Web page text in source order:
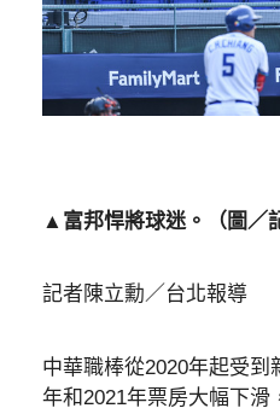
▲富邦悍將球迷。（圖／
記者陳立勳／台北報導
中華職棒從2020年起受
年和2021年票房大幅下